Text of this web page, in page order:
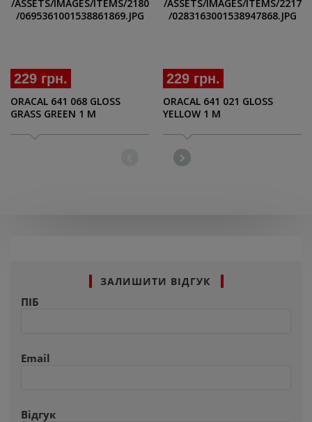
229 грн.
ORACAL 641 068 GLOSS
GRASS GREEN 1 M
229 грн.
ORACAL 641 021 GLOSS
YELLOW 1 M
ЗАЛИШИТИ ВІДГУК
ПІБ
Email
Відгук